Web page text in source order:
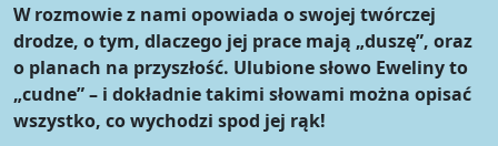
W rozmowie z nami opowiada o swojej twórczej
drodze, o tym, dlaczego jej prace mają „duszę”, oraz
o planach na przyszłość. Ulubione słowo Eweliny to
„cudne” – i dokładnie takimi słowami można opisać
wszystko, co wychodzi spod jej rąk!